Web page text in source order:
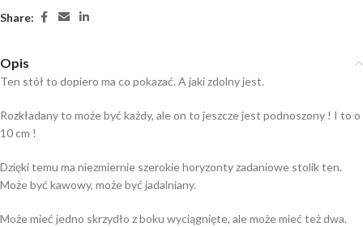
Share:
Opis
Ten stół to dopiero ma co pokazać. A jaki zdolny jest.
Rozkładany to może być każdy, ale on to jeszcze jest podnoszony ! I to o
10 cm !
Dzięki temu ma niezmiernie szerokie horyzonty zadaniowe stolik ten.
Może być kawowy, może być jadalniany.
Może mieć jedno skrzydło z boku wyciągnięte, ale może mieć też dwa.